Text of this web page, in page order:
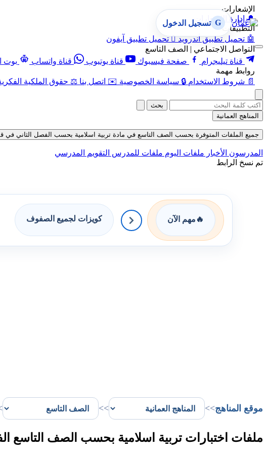
الإشعارات
🔔 إدارة الإشعارات
التطبيقات
🤖 تحميل تطبيق أندرويد  تحميل تطبيق آيفون
التواصل الاجتماعي | الصف التاسع
قناة تيليجرام
صفحة فيسبوك قناة يوتيوب قناة واتساب بوت
روابط مهمة
📄 شروط الاستخدام 🔒 سياسة الخصوصية ✉️ اتصل بنا ⚖️ حقوق الملكية
G تسجيل الدخول
بحث
المناهج العمانية
جميع الملفات المتوفرة بحسب الصف التاسع في مادة تربية اسلامية بحسب الفصل الثاني في قسم
المدرسون الأخبار ملفات اليوم ملفات للمدرس التقويم المدرسي
تم نسخ الرابط
🔥 مهم الآن كويزات لجميع الصفوف
موقع المناهج>>
>>
ملفات اختبارات تربية اسلامية بحسب الصف التاسع